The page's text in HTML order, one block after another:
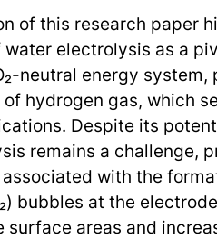
of this research paper
electrolysis as a
neutral energy
hydrogen gas, which
Despite its
remains a challenge,
with the
bubbles at the
areas and